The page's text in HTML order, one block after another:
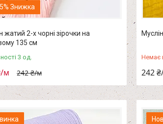
жатий 2-х чорні зірочки на
135 см
3 од.
242 ₴/м
м
Немає
242